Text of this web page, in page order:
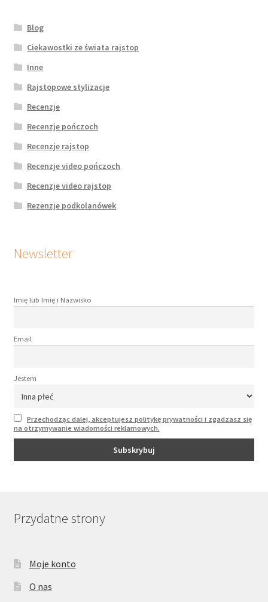
Blog
Ciekawostki ze świata rajstop
Inne
Rajstopowe stylizacje
Recenzje
Recenzje pończoch
Recenzje rajstop
Recenzje video pończoch
Recenzje video rajstop
Rezenzje podkolanówek
Newsletter
Imię lub Imię i Nazwisko
Email
Jestem
Przechodząc dalej, akceptujesz politykę prywatności i zgadzasz się
na otrzymywanie wiadomości reklamowych.
Przydatne strony
Moje konto
O nas